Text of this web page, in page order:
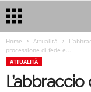
Home Attualità
processione di fede e...
ATTUALITÀ